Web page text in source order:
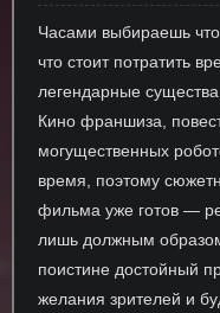
Часами выбираешь
что стоит потратить
легендарные
Кино франшиза,
могущественных
время, поэтому
фильма уже готов —
лишь должным
поистине достойный
желания зрителей и